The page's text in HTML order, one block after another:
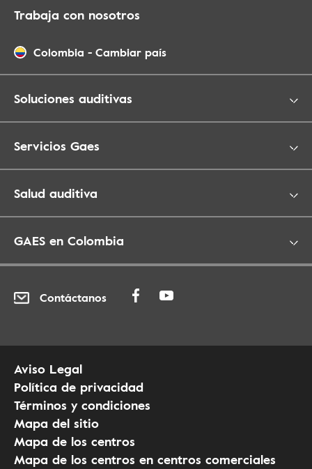
Trabaja con nosotros
Colombia - Cambiar país
Soluciones auditivas
Servicios Gaes
Salud auditiva
GAES en Colombia
Contáctanos
Aviso Legal
Política de privacidad
Términos y condiciones
Mapa del sitio
Mapa de los centros
Mapa de los centros en centros comerciales